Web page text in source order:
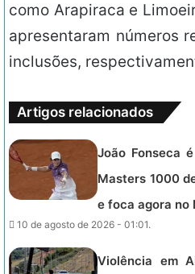
como Arapiraca e
apresentaram números
inclusões,
Artigos relacionados
João Fonseca
Masters 1000
e foca agora no
10 de agosto de 2026 - 01:01.
Violência em